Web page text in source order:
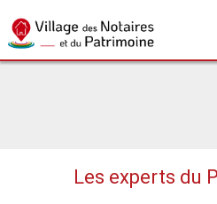
Les experts du